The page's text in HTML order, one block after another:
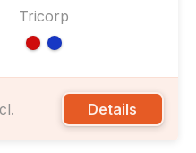
Tricorp
Details